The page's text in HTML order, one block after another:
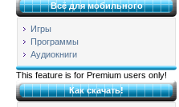
Всё для мобильного
Игры
Программы
Аудиокниги
This feature is for Premium users only!
Как скачать!